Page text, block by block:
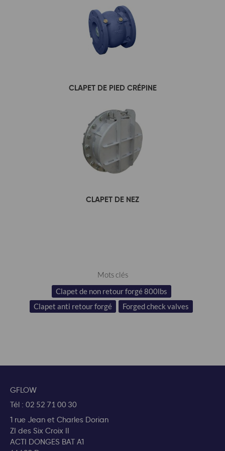
CLAPET DE PIED CRÉPINE
CLAPET DE NEZ
Mots clés
Clapet de non retour forgé 800lbs
Clapet anti retour forgé
Forged check valves
GFLOW
Tél : 02 52 71 00 30
1 rue Jean et Charles Dorian
ZI des Six Croix II
ACTI DONGES BAT A1